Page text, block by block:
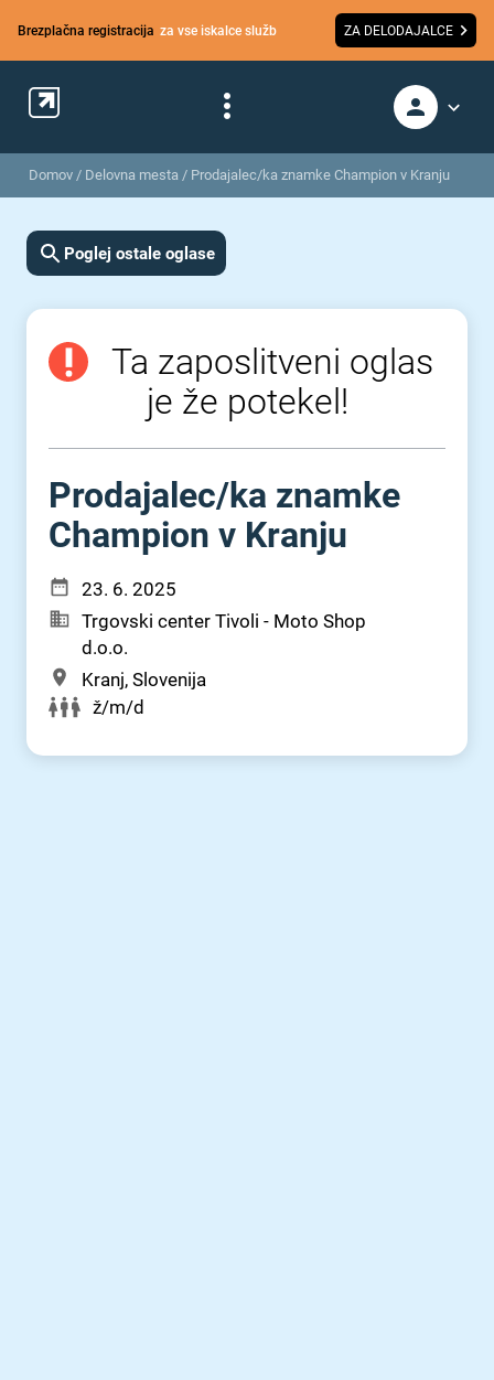
Brezplačna registracija za vse iskalce služb ZA DELODAJALCE
Domov / Delovna mesta / Prodajalec/ka znamke Champion v Kranju
Poglej ostale oglase
Ta zaposlitveni oglas
je že potekel!
Prodajalec⁠/⁠ka znamke
Champion v Kranju
23. 6. 2025
Trgovski center Tivoli - Moto Shop
d.o.o.
Kranj, Slovenija
ž/m/d